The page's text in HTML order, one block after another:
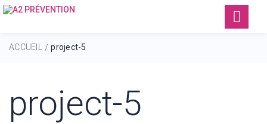
ACCUEIL / project-5
project-5